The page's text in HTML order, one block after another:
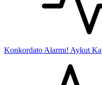
Konkordato Alarmı! Aykut